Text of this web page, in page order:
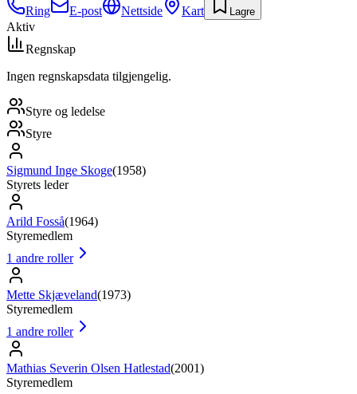
Ring
E-post Nettside Kart Lagre
Aktiv
Regnskap
Ingen regnskapsdata tilgjengelig.
Styre og ledelse
Styre
Sigmund Inge Skoge(1958)
Styrets leder
Arild Fosså(1964)
Styremedlem
1 andre roller
Mette Skjæveland(1973)
Styremedlem
1 andre roller
Mathias Severin Olsen Hatlestad(2001)
Styremedlem